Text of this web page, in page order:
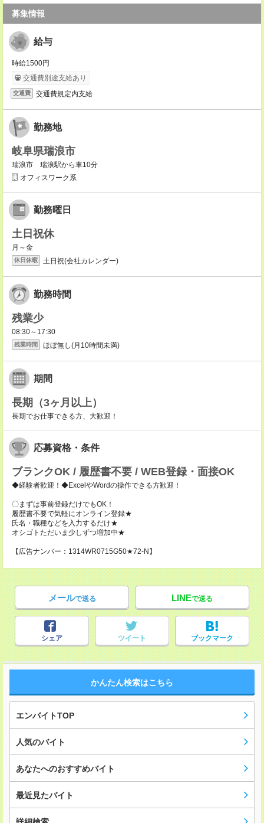
募集情報
給与
時給1500円
交通費別途支給あり
交通費 交通費規定内支給
勤務地
岐阜県瑞浪市
瑞浪市 瑞浪駅から車10分
オフィスワーク系
勤務曜日
土日祝休
月～金
休日休暇 土日祝(会社カレンダー)
勤務時間
残業少
08:30～17:30
残業時間 ほぼ無し(月10時間未満)
期間
長期（3ヶ月以上）
長期でお仕事できる方、大歓迎！
応募資格・条件
ブランクOK / 履歴書不要 / WEB登録・面接OK
◆経験者歓迎！◆ExcelやWordの操作できる方歓迎！
〇まずは事前登録だけでもOK！
履歴書不要で気軽にオンライン登録★
氏名・職種などを入力するだけ★
オシゴトただいま少しずつ増加中★
【広告ナンバー：1314WR0715G50★72-N】
メールで送る LINEで送る
シェア ツイート ブックマーク
かんたん検索はこちら
エンバイトTOP
人気のバイト
あなたへのおすすめバイト
最近見たバイト